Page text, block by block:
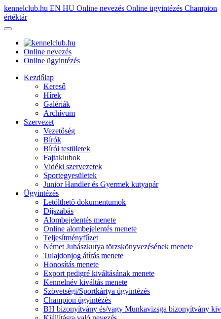
kennelclub.hu EN HU Online nevezés Online ügyintézés Champion
értéktár
Online nevezés
Online ügyintézés
Kezdőlap
Kereső
Hírek
Galériák
Archívum
Szervezet
Vezetőség
Bírók
Bírói testületek
Fajtaklubok
Vidéki szervezetek
Sportegyesületek
Junior Handler és Gyermek kutyapár
Ügyintézés
Letölthető dokumentumok
Díjszabás
Alombejelentés menete
Online alombejelentés menete
Teljesítményfűzet
Német Juhászkutya törzskönyvezésének menete
Tulajdonjog átírás menete
Honosítás menete
Export pedigré kiváltásának menete
Kennelnév kiváltás menete
Szövetségi/Sportkártya ügyintézés
Champion ügyintézés
BH bizonyítvány és/vagy Munkavizsga bizonyítvány